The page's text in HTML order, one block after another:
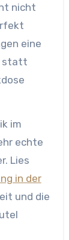
nicht
eine
statt
im
echte
Lies
in der
und die